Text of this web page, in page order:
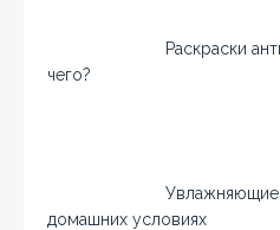
Раскраски
чего?
Увлажняющие
домашних условиях